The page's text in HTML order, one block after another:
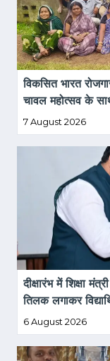
विकसित भारत
चावल महोत्सव के
7 August 2026
दीक्षारंभ में शिक्षा
तिलक लगाकर
6 August 2026